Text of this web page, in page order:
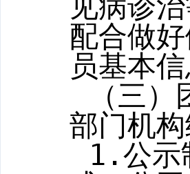
配合做
员基本
（三）
部门机
1.公示